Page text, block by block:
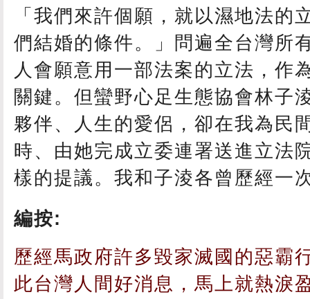
「我們來許個願，就以濕地法的
們結婚的條件。」問遍全台灣所
人會願意用一部法案的立法，作
關鍵。但蠻野心足生態協會林子
夥伴、人生的愛侶，卻在我為民
時、由她完成立委連署送進立法
樣的提議。我和子淩各曾歷經
編按:
歷經馬政府許多毀家滅國的惡霸
此台灣人間好消息，馬上就熱淚